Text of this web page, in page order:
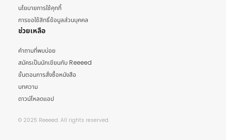
นโยบายการใช้คุกกี้
การขอใช้สิทธิ์ข้อมูลส่วนบุคคล
ช่วยเหลือ
คำถามที่พบบ่อย
สมัครเป็นนักเขียนกับ Reeeed
ขั้นตอนการสั่งซื้อหนังสือ
บทความ
ดาวน์โหลดแอป
© 2025 Reeeed. All rights reserved.